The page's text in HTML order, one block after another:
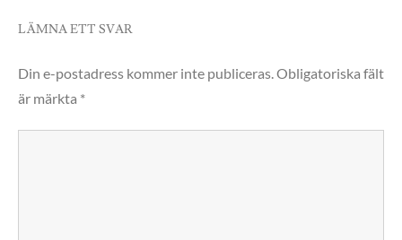
LÄMNA ETT SVAR
Din e-postadress kommer inte publiceras.Obligatoriska fält
är märkta *